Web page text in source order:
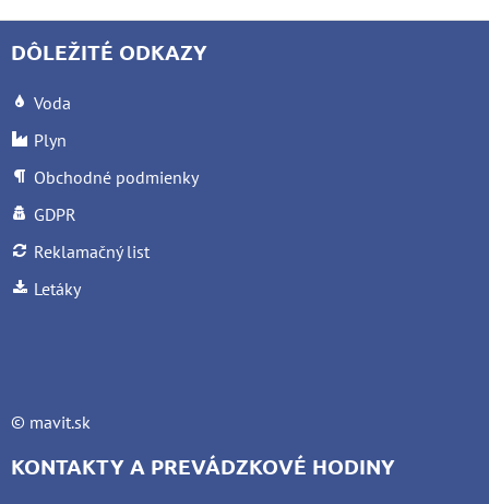
DÔLEŽITÉ ODKAZY
Voda
Plyn
Obchodné podmienky
GDPR
Reklamačný list
Letáky
© mavit.sk
KONTAKTY A PREVÁDZKOVÉ HODINY